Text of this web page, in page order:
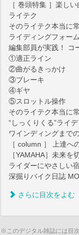
［ 巻頭特集 ］楽し
ライテク
そのライテク本当に
ライディングフォー
編集部員が実践！ コ
①適正ライン
②曲がるきっかけ
③ブレーキ
④ギヤ
⑤スロットル操作
そのライテク本当に
“しっくりくる”ライ
ワインディングまで
［ column ］ 上達へ
［YAMAHA］未来を
ライダーにやさしい
深掘りバイク日誌
さらに目次をよむ
※このデジタル雑誌には目